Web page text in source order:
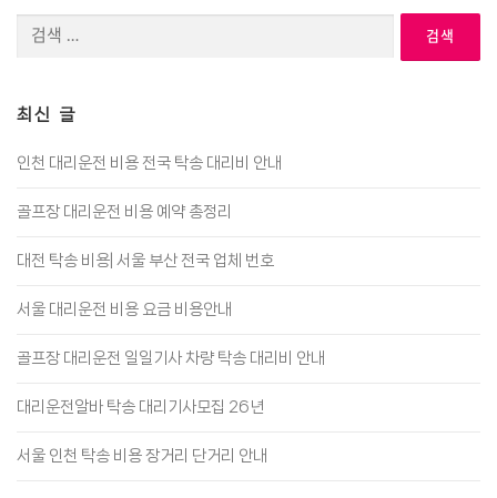
최신 글
인천 대리운전 비용 전국 탁송 대리비 안내
골프장 대리운전 비용 예약 총정리
대전 탁송 비용| 서울 부산 전국 업체 번호
서울 대리운전 비용 요금 비용안내
골프장 대리운전 일일기사 차량 탁송 대리비 안내
대리운전알바 탁송 대리기사모집 26년
서울 인천 탁송 비용 장거리 단거리 안내